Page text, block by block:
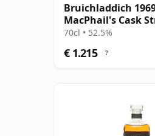
Bruichladdich
MacPhail's Cask
2000 Bottling
70cl • 52.5%
€ 1.215 ?